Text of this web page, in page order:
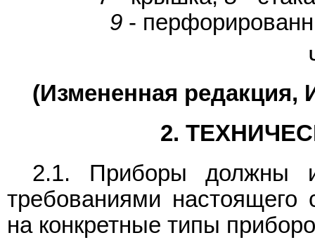
9 -
(Измененная редакция,
2.
2.1. Приборы должны
требованиями настоящего
на конкретные типы